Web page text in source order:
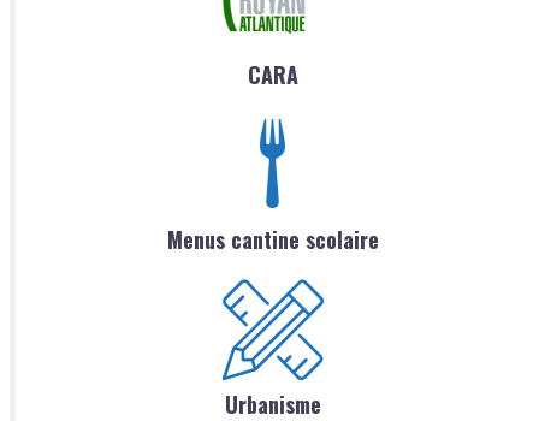
CARA
Menus cantine scolaire
Urbanisme